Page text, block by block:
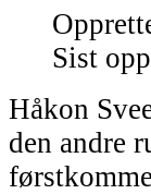
Sist
Håkon
den andre